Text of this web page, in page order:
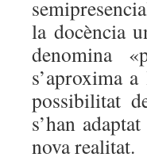
la docència
denomina
s’aproxima
possibilitat
s’han
nova realitat.